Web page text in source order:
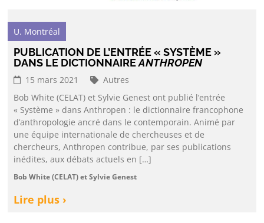
U. Montréal
PUBLICATION DE L’ENTRÉE « SYSTÈME »
DANS LE DICTIONNAIREANTHROPEN
15 mars 2021
Autres
Bob White (CELAT) et Sylvie Genest ont publié l’entrée
« Système » dans Anthropen : le dictionnaire francophone
d’anthropologie ancré dans le contemporain. Animé par
une équipe internationale de chercheuses et de
chercheurs, Anthropen contribue, par ses publications
inédites, aux débats actuels en […]
Bob White (CELAT) et Sylvie Genest
Lire plus ›